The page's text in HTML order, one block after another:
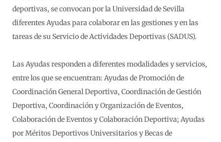
deportivas, se convocan por la Universidad de Sevilla
diferentes Ayudas para colaborar en las gestiones y en las
tareas de su Servicio de Actividades Deportivas (SADUS).
Las Ayudas responden a diferentes modalidades y servicios,
entre los que se encuentran: Ayudas de Promoción de
Coordinación General Deportiva, Coordinación de Gestión
Deportiva, Coordinación y Organización de Eventos,
Colaboración de Eventos y Colaboración Deportiva; Ayudas
por Méritos Deportivos Universitarios y Becas de